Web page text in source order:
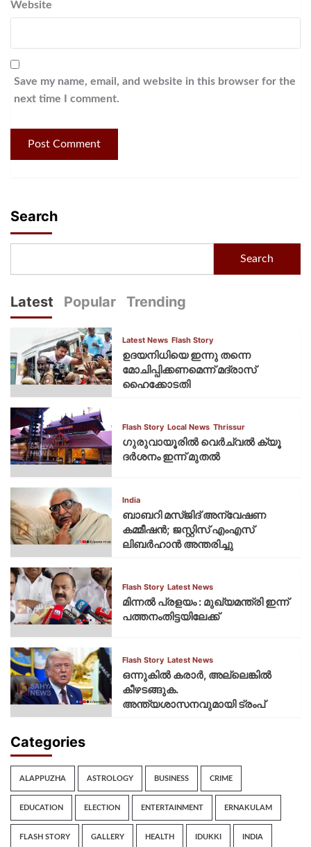
Website
Save my name, email, and website in this browser for the
next time I comment.
Search
Search
Latest Popular Trending
Latest News Flash Story
ഉദയനിധിയെ ഇന്നു തന്നെ
മോചിപ്പിക്കണമെന്ന് മദ്രാസ്
ഹൈക്കോടതി
Flash Story Local News Thrissur
ഗുരുവായൂരില്‍ വെര്‍ച്വല്‍ ക്യൂ
ദര്‍ശനം ഇന്ന് മുതല്‍
India
ബാബറി മസ്ജിദ് അന്വേഷണ
കമ്മീഷന്‍; ജസ്റ്റിസ് എംഎസ്
ലിബര്‍ഹാന്‍ അന്തരിച്ചു
Flash Story Latest News
മിന്നല്‍ പ്രളയം : മുഖ്യമന്ത്രി ഇന്ന്
പത്തനംതിട്ടയിലേക്ക്
Flash Story Latest News
ഒന്നുകില്‍ കരാര്‍, അല്ലെങ്കില്‍
കീഴടങ്ങുക.
അന്ത്യശാസനവുമായി ട്രംപ്
Categories
ALAPPUZHA ASTROLOGY BUSINESS CRIME
EDUCATION ELECTION ENTERTAINMENT ERNAKULAM
FLASH STORY GALLERY HEALTH IDUKKI INDIA